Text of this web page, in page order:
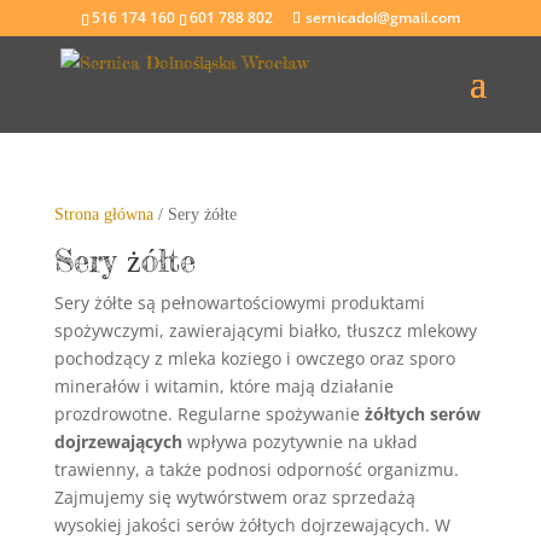
516 174 160 601 788 802 sernicadol@gmail.com
Strona główna/ Sery żółte
Sery żółte
Sery żółte są pełnowartościowymi produktami
spożywczymi, zawierającymi białko, tłuszcz mlekowy
pochodzący z mleka koziego i owczego oraz sporo
minerałów i witamin, które mają działanie
prozdrowotne. Regularne spożywanie żółtych serów
dojrzewającychwpływa pozytywnie na układ
trawienny, a także podnosi odporność organizmu.
Zajmujemy się wytwórstwem oraz sprzedażą
wysokiej jakości serów żółtych dojrzewających. W